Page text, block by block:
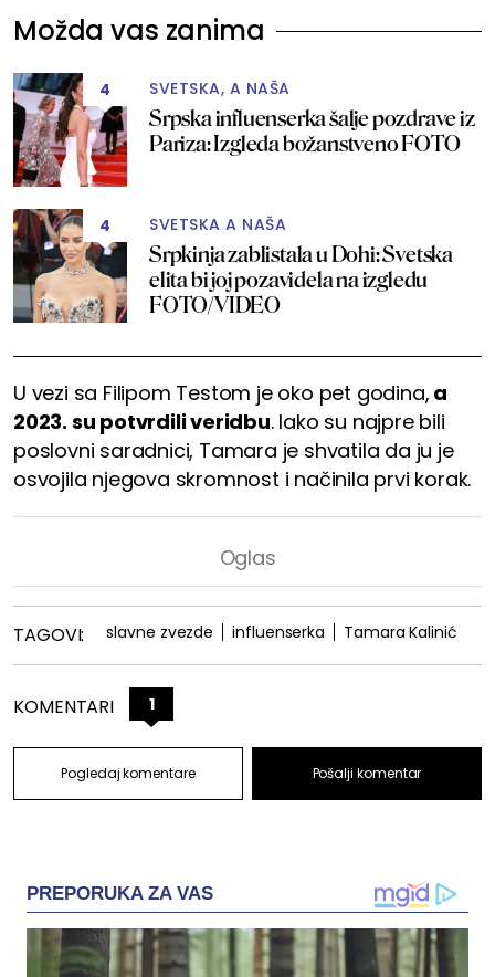
Možda vas zanima
4 SVETSKA, A NAŠA
Srpska influenserka šalje pozdrave iz
Pariza: Izgleda božanstveno FOTO
4 SVETSKA A NAŠA
Srpkinja zablistala u Dohi: Svetska
elita bi joj pozavidela na izgledu
FOTO/VIDEO
U vezi sa Filipom Testom je oko pet godina, a
2023. su potvrdili veridbu. Iako su najpre bili
poslovni saradnici, Tamara je shvatila da ju je
osvojila njegova skromnost i načinila prvi korak.
TAGOVI: slavne zvezde influenserka Tamara Kalinić
KOMENTARI 1
Pogledaj komentare Pošalji komentar
PREPORUKA ZA VAS